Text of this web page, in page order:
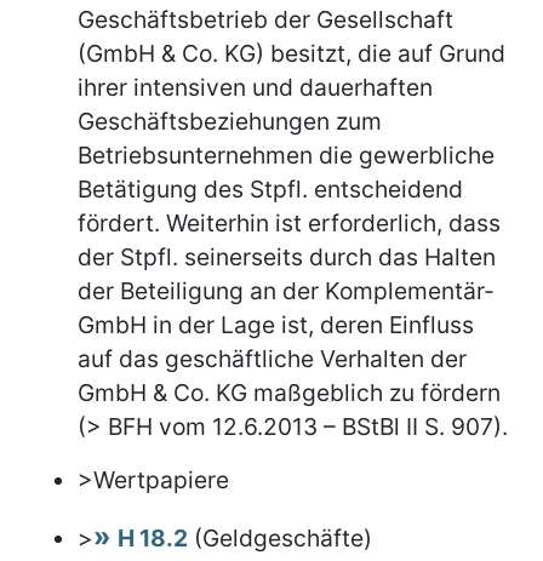
Geschäftsbetrieb der Gesellschaft
(GmbH & Co. KG) besitzt, die auf Grund
ihrer intensiven und dauerhaften
Geschäftsbeziehungen zum
Betriebsunternehmen die gewerbliche
Betätigung des Stpfl. entscheidend
fördert. Weiterhin ist erforderlich, dass
der Stpfl. seinerseits durch das Halten
der Beteiligung an der Komplementär-
GmbH in der Lage ist, deren Einfluss
auf das geschäftliche Verhalten der
GmbH & Co. KG maßgeblich zu fördern
(> BFH vom 12.6.2013 – BStBl II S. 907).
>Wertpapiere
>
H 18.2 (Geldgeschäfte)